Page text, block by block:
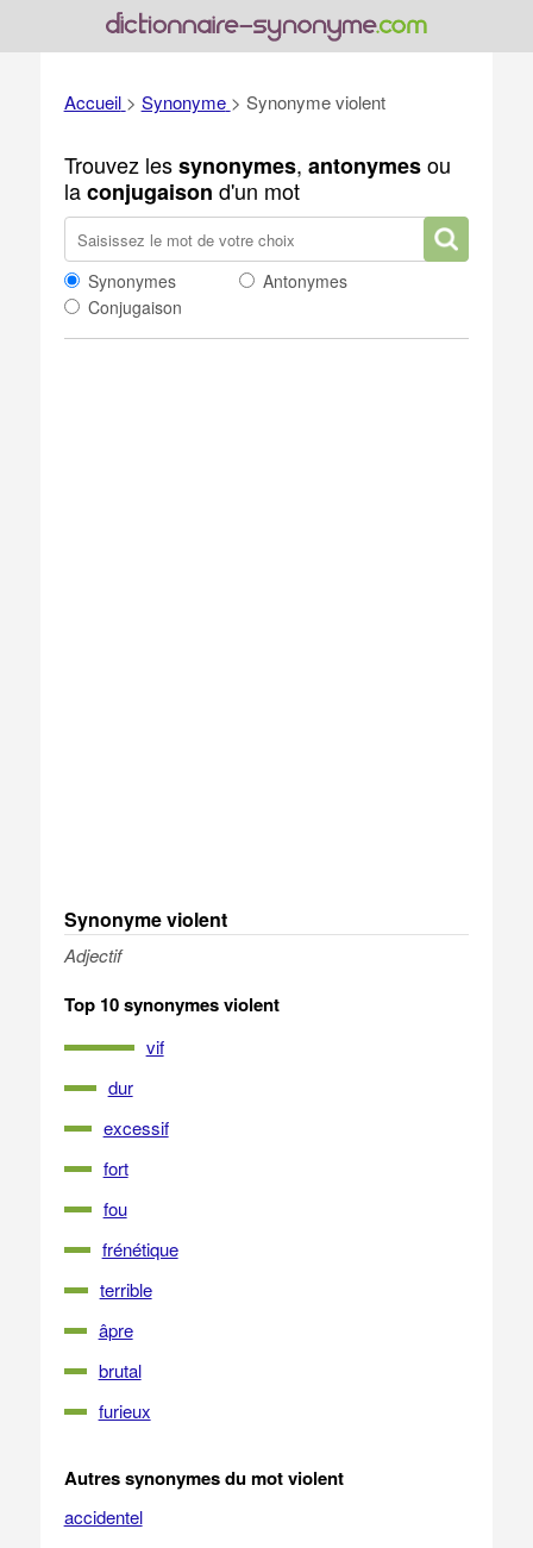
Accueil > Synonyme > Synonyme violent
Trouvez lessynonymes, antonymesou
laconjugaison d'un mot
Synonymes
Antonymes
Conjugaison
Synonyme violent
Adjectif
Top 10 synonymes violent
vif
dur
excessif
fort
fou
frénétique
terrible
âpre
brutal
furieux
Autres synonymes du mot violent
accidentel